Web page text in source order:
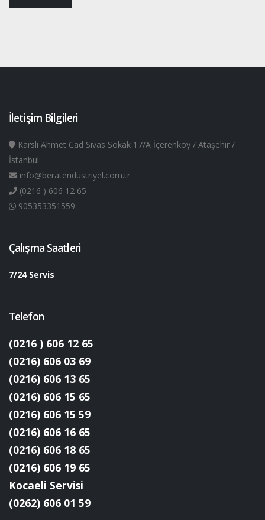
İletişim Bilgileri
Karslı Ahmet Cad Sivas Sokak 17/A İçerenköy / Ataşehir /
İstanbul
info@beratendustriyel.com.tr
(0216 ) 606 12 65
905353351559
Çalışma Saatleri
7/24 Servis
Telefon
(0216 ) 606 12 65
(0216) 606 03 69
(0216) 606 13 65
(0216) 606 15 65
(0216) 606 15 59
(0216) 606 16 65
(0216) 606 18 65
(0216) 606 19 65
Kocaeli Servisi
(0262) 606 01 59